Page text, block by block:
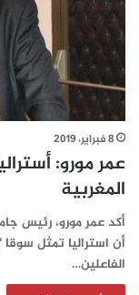
8 فبراير، 2019
عمر مورو:
المغربية
أكد عمر مورو، رئيس
أن استراليا تمثل سوقا
الفاعلين…